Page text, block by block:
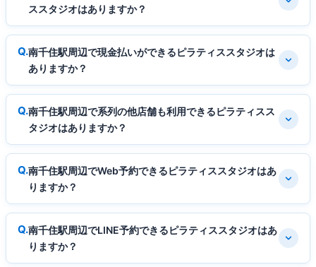
ススタジオはありますか？
南千住駅周辺で現金払いができるピラティススタジオは
ありますか？
南千住駅周辺で系列の他店舗も利用できるピラティスス
タジオはありますか？
南千住駅周辺でWeb予約できるピラティススタジオはあ
りますか？
南千住駅周辺でLINE予約できるピラティススタジオはあ
りますか？